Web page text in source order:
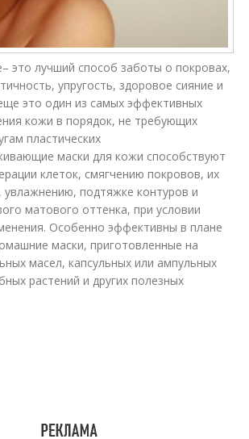
это лучший способ заботы о покровах,
упругость, здоровое сияние и
это один из самых эффективных
кожи в порядок, не требующих
пластических
маски для кожи способствуют
клеток, смягчению покровов, их
увлажнению, подтяжке контуров и
матового оттенка, при условии
Особенно эффективны в плане
маски, приготовленные на
масел, капсульных или ампульных
растений и других полезных